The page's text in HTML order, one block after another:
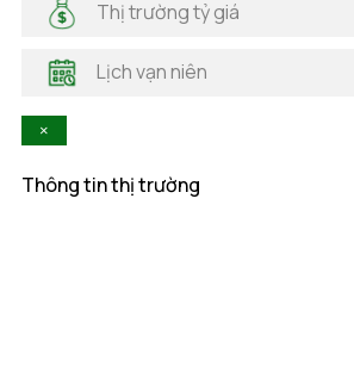
Hà Tĩnh
Hòa Bình
Lai Châu
Thị trường tỷ giá
Lịch vạn niên
×
Thông tin thị trường